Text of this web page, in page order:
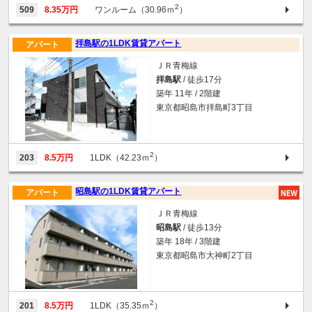
509 8.35万円 ワンルーム（30.96ｍ2 ）
拝島駅の1LDK賃貸アパート
アパート
ＪＲ青梅線
拝島駅 / 徒歩17分
築年 11年 / 2階建
東京都昭島市拝島町3丁目
203 8.5万円 1LDK（42.23ｍ2 ）
昭島駅の1LDK賃貸アパート
アパート
ＪＲ青梅線
昭島駅 / 徒歩13分
築年 18年 / 3階建
東京都昭島市大神町2丁目
201 8.5万円 1LDK（35.35ｍ2 ）